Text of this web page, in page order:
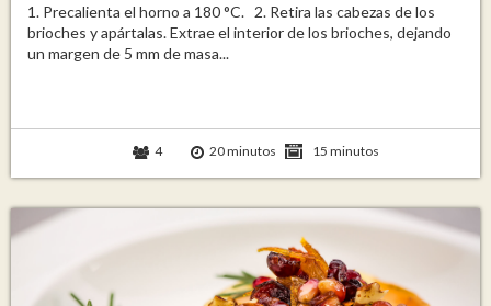
1. Precalienta el horno a 180 °C. 2. Retira las cabezas de los
brioches y apártalas. Extrae el interior de los brioches, dejando
un margen de 5 mm de masa...
4 20 minutos 15 minutos